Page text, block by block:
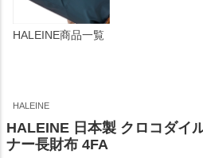
HALEINE商品一覧
HALEINE
HALEINE 日本製 クロコダイ
ナー長財布 4FA